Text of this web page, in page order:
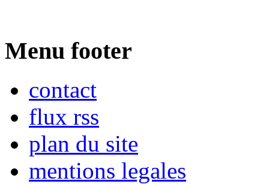
Menu footer
contact
flux rss
plan du site
mentions legales